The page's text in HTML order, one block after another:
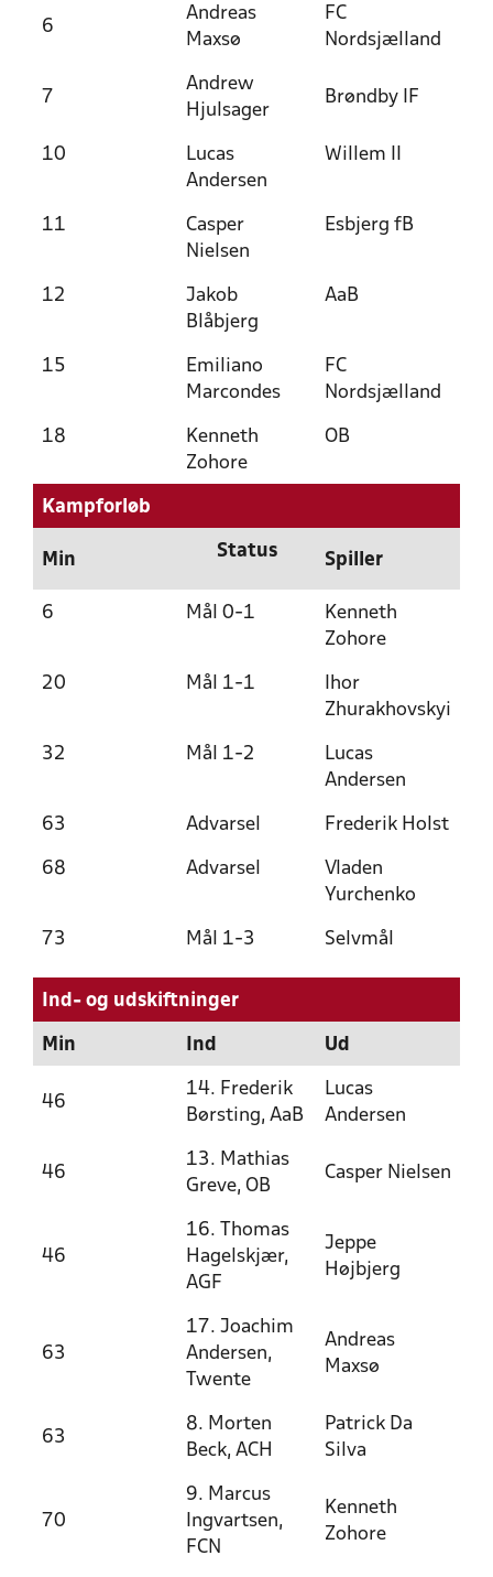
6
Andreas
Maxsø
FC
Nordsjælland
7
Andrew
Hjulsager
Brøndby IF
10
Lucas
Andersen
Willem II
11
Casper
Nielsen
Esbjerg fB
12
Jakob
Blåbjerg
AaB
15
Emiliano
Marcondes
FC
Nordsjælland
18
Kenneth
Zohore
OB
Kampforløb
Min Status Spiller
6 Mål 0-1
Kenneth
Zohore
20 Mål 1-1
Ihor
Zhurakhovskyi
32 Mål 1-2
Lucas
Andersen
63 Advarsel Frederik Holst
68 Advarsel
Vladen
Yurchenko
73 Mål 1-3 Selvmål
Ind- og udskiftninger
Min Ind Ud
46
14. Frederik
Børsting, AaB
Lucas
Andersen
46
13. Mathias
Greve, OB
Casper Nielsen
46
16. Thomas
Hagelskjær,
AGF
Jeppe
Højbjerg
63
17. Joachim
Andersen,
Twente
Andreas
Maxsø
63
8. Morten
Beck, ACH
Patrick Da
Silva
70
9. Marcus
Ingvartsen,
FCN
Kenneth
Zohore